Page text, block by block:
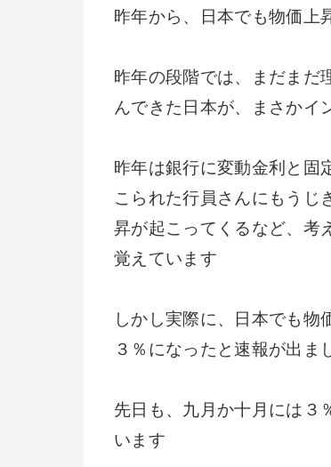
昨年から、日本でも物価上
昨年の段階では、まだまだ
んできた日本が、まさかイ
昨年は銀行に変動金利と固
こられた行員さんにもうじ
昇が起こってくるなど、考
覚えています
しかし実際に、日本でも物
３％になったと速報が出ま
先日も、九月か十月には３
います